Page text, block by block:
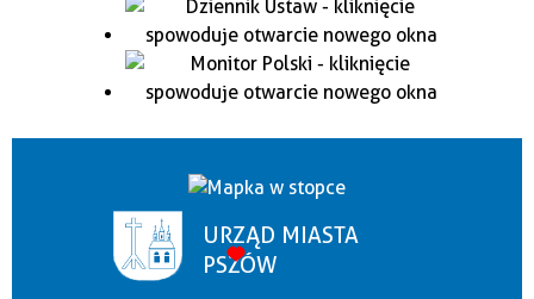
URZĄD MIASTA
PSZÓW